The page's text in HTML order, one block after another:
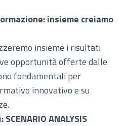
insieme creiamo
insieme i risultati
opportunità offerte dalle
fondamentali per
innovativo e su
: SCENARIO ANALYSIS